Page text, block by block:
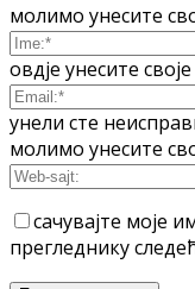
молимо унесите
овдје унесите
унели сте
молимо унесите
сачувајте моје
прегледнику